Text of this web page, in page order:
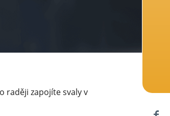
raději zapojíte svaly v